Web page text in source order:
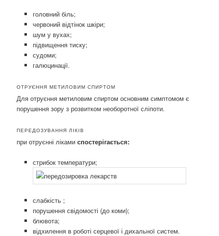
головний біль;
червоний відтінок шкіри;
шум у вухах;
підвищення тиску;
судоми;
галюцинації.
ОТРУЄННЯ МЕТИЛОВИМ СПИРТОМ
Для отруєння метиловим спиртом основним симптомом є
порушення зору з розвитком необоротної сліпоти.
ПЕРЕДОЗУВАННЯ ЛІКІВ
при отруєнні лікамиспостерігається:
стрибок температури;
слабкість ;
порушення свідомості (до коми);
блювота;
відхилення в роботі серцевої і дихальної систем.